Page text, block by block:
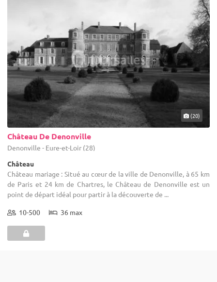
(20)
Château De Denonville
Denonville - Eure-et-Loir (28)
Château
Château mariage : Situé au cœur de la ville de Denonville, à 65 km
de Paris et 24 km de Chartres, le Château de Denonville est un
point de départ idéal pour partir à la découverte de ...
10-500 36 max